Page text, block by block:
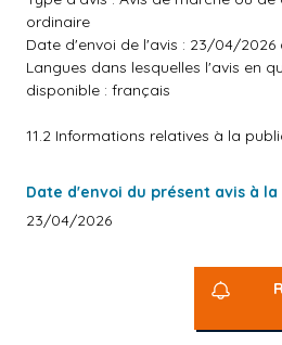
ordinaire
Date d'envoi de l'avis : 23/04/2026
Langues dans lesquelles l'avis en
disponible : français
11.2 Informations relatives à la
Date d'envoi du présent avis à
23/04/2026